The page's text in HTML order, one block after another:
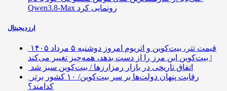
Qwen3.8-Max رونمایی کرد
ارزدیجیتال
قیمت تتر، بیت‌کوین و اتریوم امروز دوشنبه ۵ مرداد ۱۴۰۵
| بیت‌کوین این مرز را از دست بدهد، همه‌چیز تغییر می‌کند
اتفاق تاریخی در بازار رمزارزها / بیت‌کوین سبز شد
رقابت پنهان دولت‌ها بر سر بیت‌کوین/ ۱۰ کشور برتر
کدامند؟